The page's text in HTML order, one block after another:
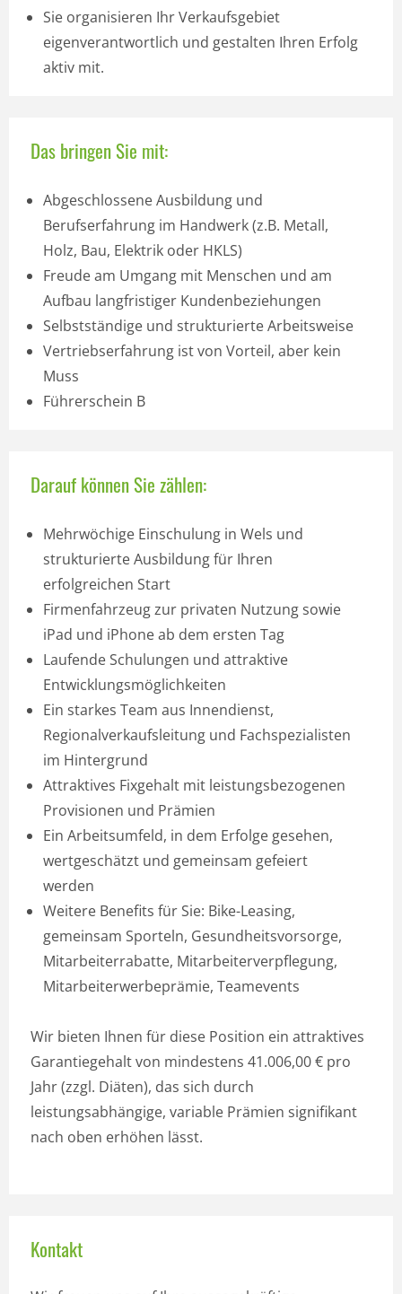
Sie organisieren Ihr Verkaufsgebiet
eigenverantwortlich und gestalten Ihren Erfolg
aktiv mit.
Das bringen Sie mit:
Abgeschlossene Ausbildung und
Berufserfahrung im Handwerk (z.B. Metall,
Holz, Bau, Elektrik oder HKLS)
Freude am Umgang mit Menschen und am
Aufbau langfristiger Kundenbeziehungen
Selbstständige und strukturierte Arbeitsweise
Vertriebs­erfahrung ist von Vorteil, aber kein
Muss
Führerschein B
Darauf können Sie zählen:
Mehrwöchige Einschulung in Wels und
strukturierte Ausbildung für Ihren
erfolgreichen Start
Firmenfahrzeug zur privaten Nutzung sowie
iPad und iPhone ab dem ersten Tag
Laufende Schulungen und attraktive
Entwicklungsmöglichkeiten
Ein starkes Team aus Innendienst,
Regionalverkaufsleitung und Fachspezialisten
im Hintergrund
Attraktives Fixgehalt mit leistungsbezogenen
Provisionen und Prämien
Ein Arbeitsumfeld, in dem Erfolge gesehen,
wertgeschätzt und gemeinsam gefeiert
werden
Weitere Benefits für Sie: Bike-Leasing,
gemeinsam Sporteln, Gesundheitsvorsorge,
Mitarbeiterrabatte, Mitarbeiterverpflegung,
Mitarbeiterwerbeprämie, Teamevents
Wir bieten Ihnen für diese Position ein attraktives
Garantiegehalt von mindestens 41.006,00 € pro
Jahr (zzgl. Diäten), das sich durch
leistungsabhängige, variable Prämien signifikant
nach oben erhöhen lässt.
Kontakt